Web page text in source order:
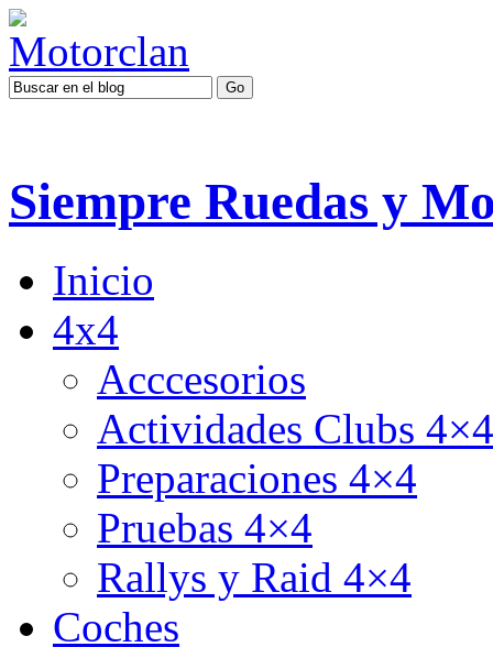
Siempre Ruedas y
Inicio
4x4
Acccesorios
Actividades Clubs 4×4
Preparaciones 4×4
Pruebas 4×4
Rallys y Raid 4×4
Coches